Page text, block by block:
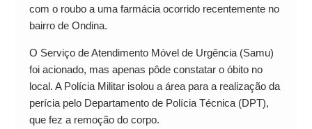
com o roubo a uma farmácia ocorrido recentemente no
bairro de Ondina.
O Serviço de Atendimento Móvel de Urgência (Samu)
foi acionado, mas apenas pôde constatar o óbito no
local. A Polícia Militar isolou a área para a realização da
perícia pelo Departamento de Polícia Técnica (DPT),
que fez a remoção do corpo.